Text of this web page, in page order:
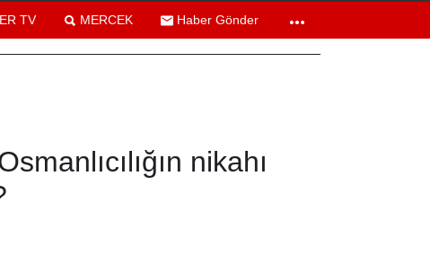
TV MERCEK Haber Gönder
nikahı